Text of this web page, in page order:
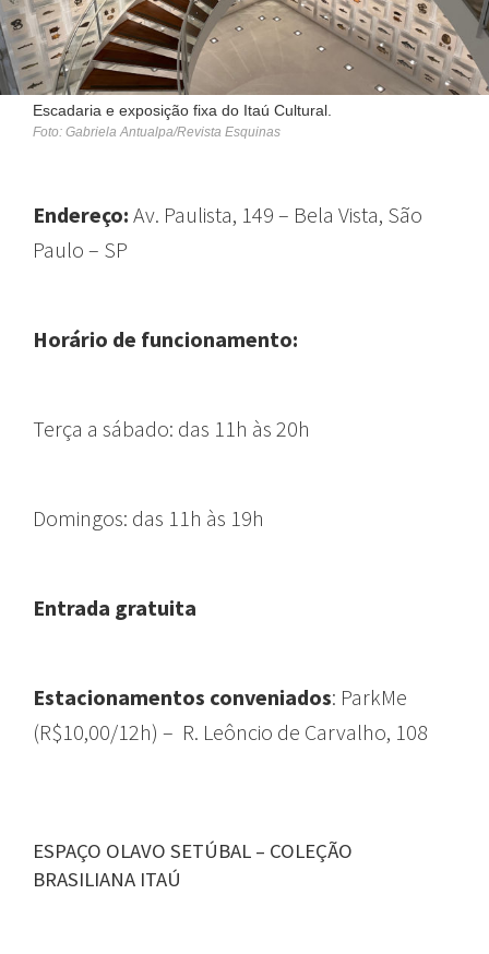
Escadaria e exposição fixa do Itaú Cultural.
Foto: Gabriela Antualpa/Revista Esquinas
Endereço: Av. Paulista, 149 – Bela Vista, São
Paulo – SP
Horário de funcionamento:
Terça a sábado: das 11h às 20h
Domingos: das 11h às 19h
Entrada gratuita
Estacionamentos conveniados: ParkMe
(R$10,00/12h) – R. Leôncio de Carvalho, 108
ESPAÇO OLAVO SETÚBAL – COLEÇÃO
BRASILIANA ITAÚ